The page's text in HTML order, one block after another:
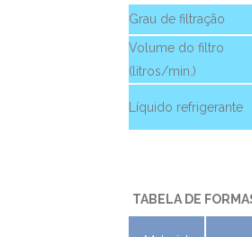
Grau de filtração
Volume do filtro
(litros/min.)
Líquido refrigerante
TABELA DE